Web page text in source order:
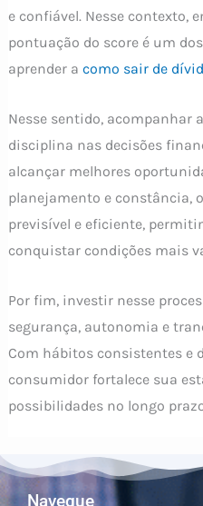
e confiável. Nesse contexto,
pontuação do score é um
aprender a como sair de
Nesse sentido, acompanhar
disciplina nas decisões
alcançar melhores
planejamento e constância,
previsível e eficiente,
conquistar condições mais
Por fim, investir nesse
segurança, autonomia e
Com hábitos consistentes e
consumidor fortalece sua
possibilidades no longo
Navegue